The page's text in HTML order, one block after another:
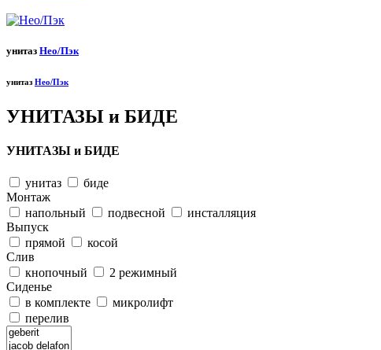
унитаз Нео/Пэк
унитазНео/Пэк
УНИТАЗЫ и БИДЕ
УНИТАЗЫ и БИДЕ
унитаз
биде
Монтаж
напольный
подвесной
инсталляция
Выпуск
прямой
косой
Слив
кнопочный
2 режимный
Сиденье
в комплекте
микролифт
перелив